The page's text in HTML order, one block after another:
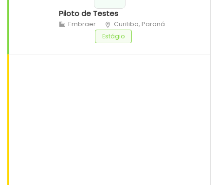
Piloto de Testes
Embraer Curitiba, Paraná
Estágio